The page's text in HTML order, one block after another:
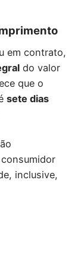
em contrato,
do valor
que o
sete dias
inclusive,